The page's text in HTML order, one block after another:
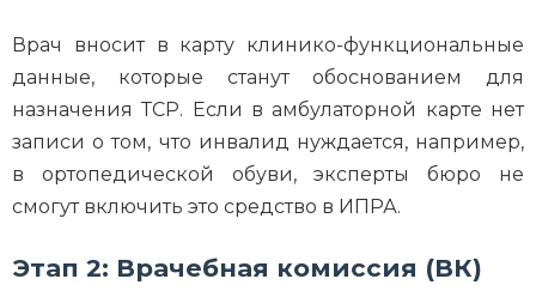
Врач вносит в карту клинико-функциональные
данные, которые станут обоснованием для
назначения ТСР. Если в амбулаторной карте нет
записи о том, что инвалид нуждается, например,
в ортопедической обуви, эксперты бюро не
смогут включить это средство в ИПРА.
Этап 2: Врачебная комиссия (ВК)